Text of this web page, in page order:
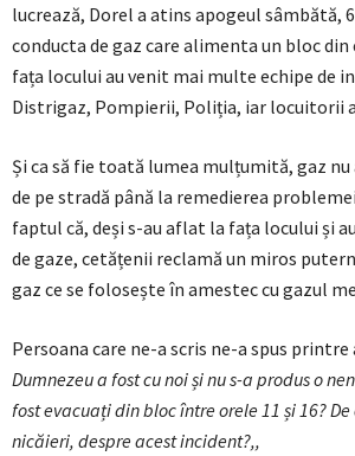
lucrează, Dorel a atins apogeul sâmbătă,
conducta de gaz care alimenta un bloc din
fața locului au venit mai multe echipe de
Distrigaz, Pompierii, Poliția, iar locuitorii
Și ca să fie toată lumea mulțumită, gaz nu
de pe stradă până la remedierea
faptul că, deși s-au aflat la fața locului și
de gaze, cetățenii reclamă un miros
gaz ce se folosește în amestec cu gazul
Persoana care ne-a scris ne-a spus
Dumnezeu a fost cu noi și nu s-a produs o
fost evacuați din bloc între orele 11 și 16?
nicăieri, despre acest incident?,,